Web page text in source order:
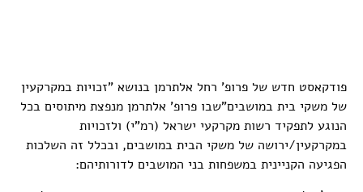
פודקאסט חדש של פרופ' רחל אלתרמן בנושא "זכויות במקרקעין
של משקי בית במושבים"שבו פרופ' אלתרמן מנפצת מיתוסים בכל
הנוגע לתפקיד רשות מקרקעי ישראל (רמ"י) ולזכויות
במקרקעין/ירושה של משקי הבית במושבים, ובכלל זה השלכות
הפגיעה הקניינית במשפחות בני המושבים לדורותיהם: